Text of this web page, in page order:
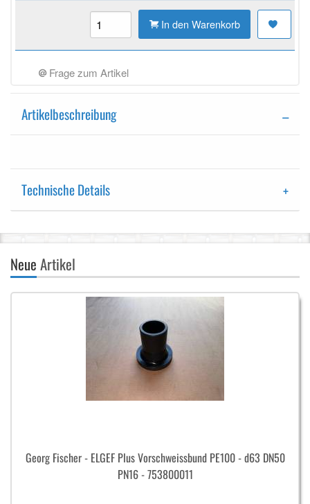
In den Warenkorb
Frage zum Artikel
Artikelbeschreibung
Technische Details
NeueArtikel
Georg Fischer - ELGEF Plus Vorschweissbund PE100 - d63 DN50
PN16 - 753800011